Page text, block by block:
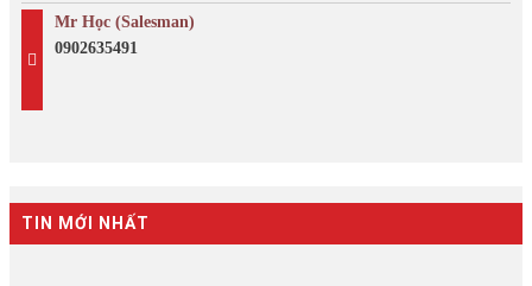
Mr Học (Salesman)
0902635491
TIN MỚI NHẤT